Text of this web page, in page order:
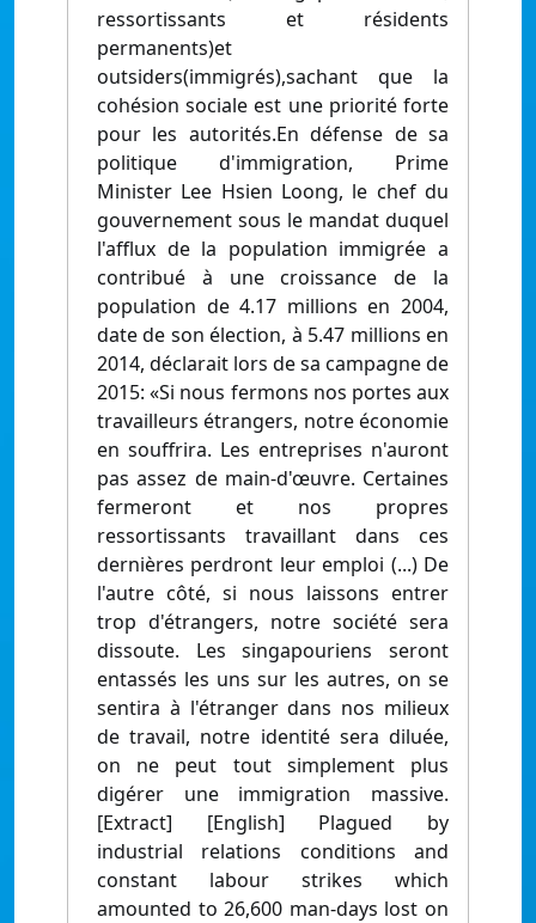
ressortissants et résidents
permanents)et
outsiders(immigrés),sachant que la
cohésion sociale est une priorité forte
pour les autorités.En défense de sa
politique d'immigration, Prime
Minister Lee Hsien Loong, le chef du
gouvernement sous le mandat duquel
l'afflux de la population immigrée a
contribué à une croissance de la
population de 4.17 millions en 2004,
date de son élection, à 5.47 millions en
2014, déclarait lors de sa campagne de
2015: «Si nous fermons nos portes aux
travailleurs étrangers, notre économie
en souffrira. Les entreprises n'auront
pas assez de main-d'œuvre. Certaines
fermeront et nos propres
ressortissants travaillant dans ces
dernières perdront leur emploi (...) De
l'autre côté, si nous laissons entrer
trop d'étrangers, notre société sera
dissoute. Les singapouriens seront
entassés les uns sur les autres, on se
sentira à l'étranger dans nos milieux
de travail, notre identité sera diluée,
on ne peut tout simplement plus
digérer une immigration massive.
[Extract] [English] Plagued by
industrial relations conditions and
constant labour strikes which
amounted to 26,600 man-days lost on